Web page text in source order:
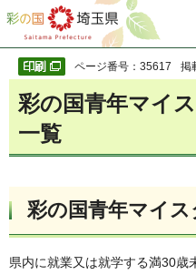
彩の国 埼玉県
ページ番号：35617 掲
彩の国青年マイ
一覧
彩の国青年マイ
県内に就業又は就学する満30歳